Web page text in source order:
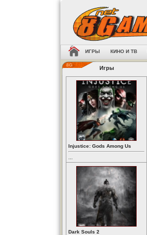
ИГРЫ КИНО И ТВ
Игры
Injustice: Gods Among Us
Dark Souls 2